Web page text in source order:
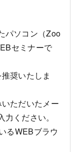
パソコン（Zoo
セミナーで
奨いたしま
ただいたメー
ください。
るWEBブラウ